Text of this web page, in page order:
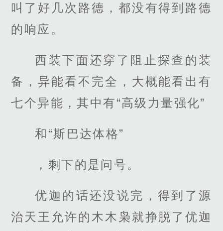
叫了好几次路德，都没有得到路德
的响应。
西装下面还穿了阻止探查的装
备，异能看不完全，大概能看出有
七个异能，其中有“高级力量强化”
和“斯巴达体格”
，剩下的是问号。
优迦的话还没说完，得到了源
治天王允许的木木枭就挣脱了优迦